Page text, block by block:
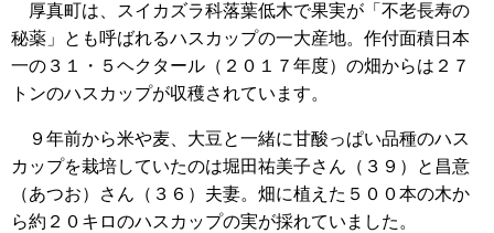
厚真町は、スイカズラ科落葉低木で果実が「不老長寿の
秘薬」とも呼ばれるハスカップの一大産地。作付面積日本
一の３１・５ヘクタール（２０１７年度）の畑からは２７
トンのハスカップが収穫されています。
９年前から米や麦、大豆と一緒に甘酸っぱい品種のハス
カップを栽培していたのは堀田祐美子さん（３９）と昌意
（あつお）さん（３６）夫妻。畑に植えた５００本の木か
ら約２０キロのハスカップの実が採れていました。